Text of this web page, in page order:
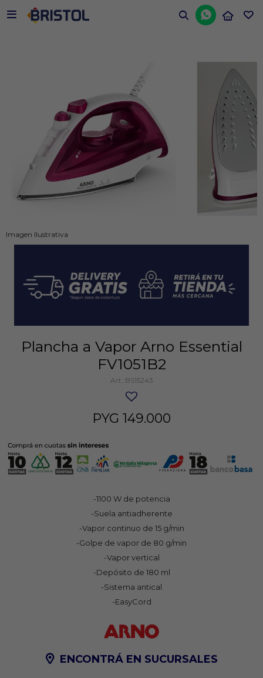


Imagen Ilustrativa
Plancha a Vapor Arno Essential
FV1051B2
BS15243
PYG 149.000
-1100 W de potencia
-Suela antiadherente
-Vapor continuo de 15 g/min
-Golpe de vapor de 80 g/min
-Vapor vertical
-Depósito de 180 ml
-Sistema antical
-EasyCord
ENCONTRÁ EN SUCURSALES